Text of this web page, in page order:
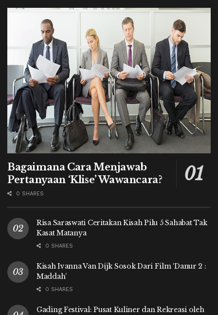
Bagaimana Cara Menjawab
Pertanyaan ‘Klise’ Wawancara?
0 SHARES
Risa Saraswati Ceritakan Kisah Pilu 5 Sahabat Tak
Kasat Matanya
0 SHARES
Kisah Ivanna Van Dijk Sosok Dari Film ‘Danur 2 :
Maddah’
0 SHARES
Gading Festival: Pusat Kuliner dan Rekreasi oleh